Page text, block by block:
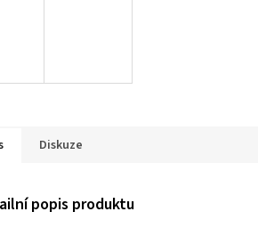
Diskuze
popis produktu